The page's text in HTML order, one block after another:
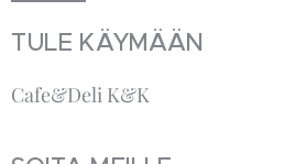
TULE KÄYMÄÄN
Cafe&Deli K&K